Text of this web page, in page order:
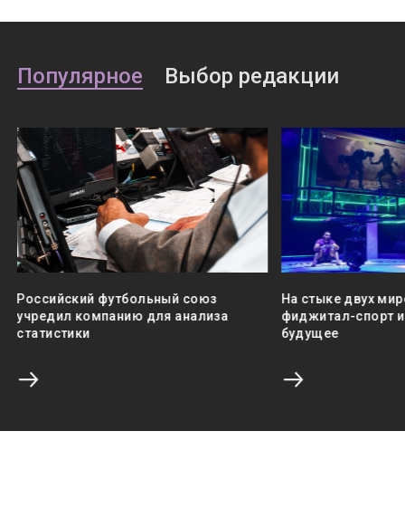
Популярное Выбор редакции
Российский футбольный союз
учредил компанию для анализа
статистики
На стыке двух
фиджитал-спорт
будущее